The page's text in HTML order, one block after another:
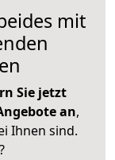
mit
Sie jetzt
an,
Ihnen sind.